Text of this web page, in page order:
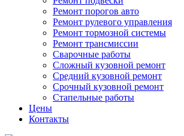
Ремонт порогов авто
Ремонт рулевого управления
Ремонт тормозной системы
Ремонт трансмиссии
Сварочные работы
Сложный кузовной ремонт
Средний кузовной ремонт
Срочный кузовной ремонт
Стапельные работы
Цены
Контакты